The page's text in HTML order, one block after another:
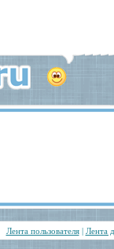
Лента пользователя| Лента